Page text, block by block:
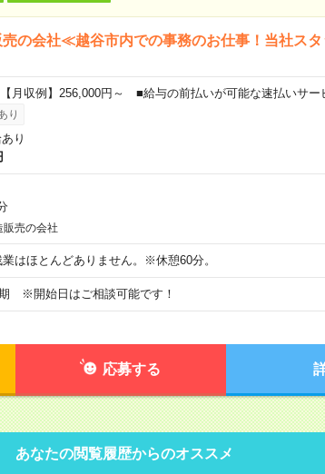
の会社≪越谷市内での事務のお仕事！当社スタ
月収例】256,000円～ ■給与の前払いが可能な速払いサー
り
り
販売の会社
はほとんどありません。※休憩60分。
期 ※開始日はご相談可能です！
応募する
あなたの閲覧履歴からのオススメ